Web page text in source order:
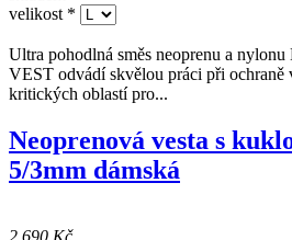
1 920 Kč
skladem